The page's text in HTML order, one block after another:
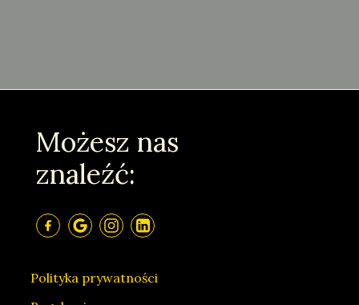
Możesz nas
znaleźć:
Polityka prywatności